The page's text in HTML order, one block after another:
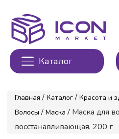
Каталог
Главная / Каталог / Красота и
Волосы / Маска / Маска для
восстанавливающая, 200 г